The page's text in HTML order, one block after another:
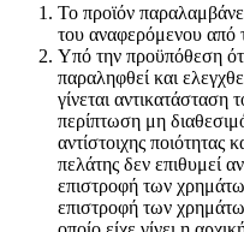
Το προϊόν
του αναφερόμενου από
Υπό την προϋπόθεση
παραληφθεί και
γίνεται αντικατάσταση
περίπτωση μη
αντίστοιχης
πελάτης δεν επιθυμεί
επιστροφή των
επιστροφή των